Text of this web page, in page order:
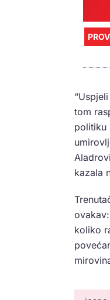
tom
politiku
kazala
koliko